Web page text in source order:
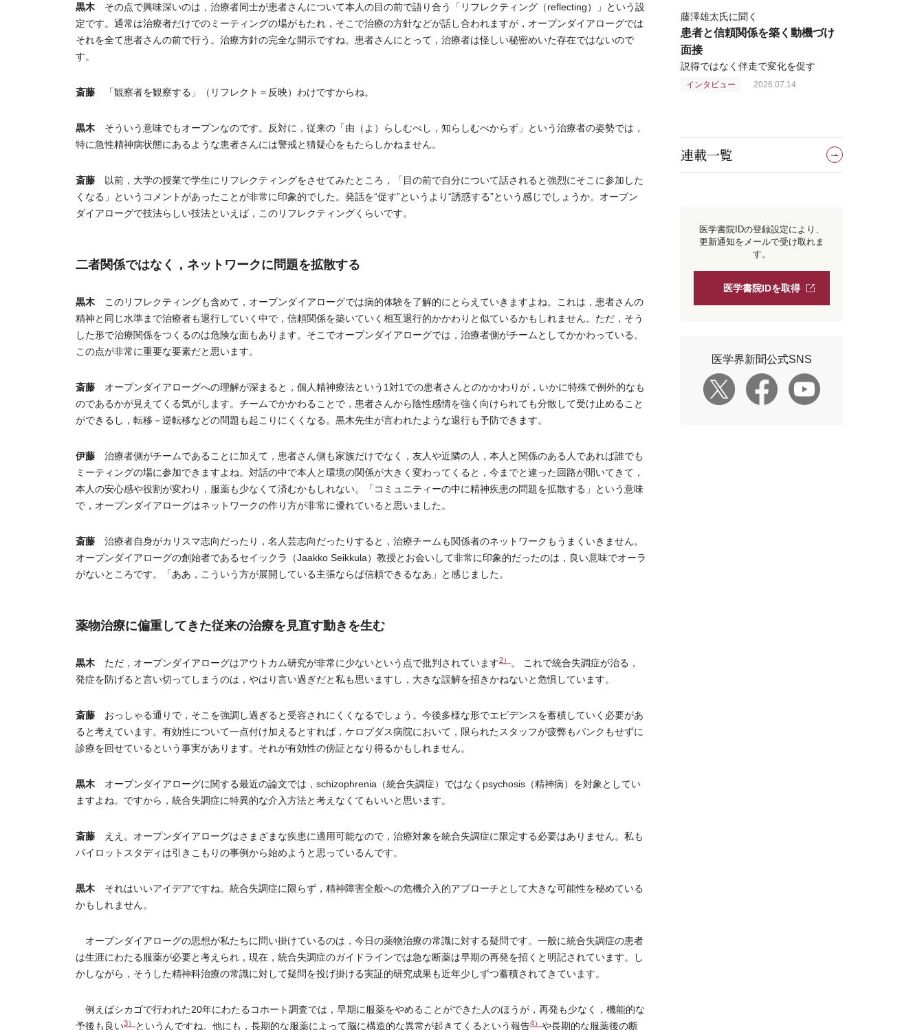
黒木 その点で興味深いのは，治療者同士が患者さんについて本人の目の前で語り合う「リフレクティング（reflecting）」という設
定です。通常は治療者だけでのミーティングの場がもたれ，そこで治療の方針などが話し合われますが，オープンダイアローグでは
それを全て患者さんの前で行う。治療方針の完全な開示ですね。患者さんにとって，治療者は怪しい秘密めいた存在ではないので
す。
斎藤 「観察者を観察する」（リフレクト＝反映）わけですからね。
黒木 そういう意味でもオープンなのです。反対に，従来の「由（よ）らしむべし，知らしむべからず」という治療者の姿勢では，
特に急性精神病状態にあるような患者さんには警戒と猜疑心をもたらしかねません。
斎藤 以前，大学の授業で学生にリフレクティングをさせてみたところ，「目の前で自分について話されると強烈にそこに参加した
くなる」というコメントがあったことが非常に印象的でした。発話を“促す”というより“誘惑する”という感じでしょうか。オープン
ダイアローグで技法らしい技法といえば，このリフレクティングくらいです。
二者関係ではなく，ネットワークに問題を拡散する
黒木 このリフレクティングも含めて，オープンダイアローグでは病的体験を了解的にとらえていきますよね。これは，患者さんの
精神と同じ水準まで治療者も退行していく中で，信頼関係を築いていく相互退行的かかわりと似ているかもしれません。ただ，そう
した形で治療関係をつくるのは危険な面もあります。そこでオープンダイアローグでは，治療者側がチームとしてかかわっている。
この点が非常に重要な要素だと思います。
斎藤 オープンダイアローグへの理解が深まると，個人精神療法という1対1での患者さんとのかかわりが，いかに特殊で例外的なも
のであるかが見えてくる気がします。チームでかかわることで，患者さんから陰性感情を強く向けられても分散して受け止めること
ができるし，転移－逆転移などの問題も起こりにくくなる。黒木先生が言われたような退行も予防できます。
伊藤 治療者側がチームであることに加えて，患者さん側も家族だけでなく，友人や近隣の人，本人と関係のある人であれば誰でも
ミーティングの場に参加できますよね。対話の中で本人と環境の関係が大きく変わってくると，今までと違った回路が開いてきて，
本人の安心感や役割が変わり，服薬も少なくて済むかもしれない。「コミュニティーの中に精神疾患の問題を拡散する」という意味
で，オープンダイアローグはネットワークの作り方が非常に優れていると思いました。
斎藤 治療者自身がカリスマ志向だったり，名人芸志向だったりすると，治療チームも関係者のネットワークもうまくいきません。
オープンダイアローグの創始者であるセイックラ（Jaakko Seikkula）教授とお会いして非常に印象的だったのは，良い意味でオーラ
がないところです。「ああ，こういう方が展開している主張ならば信頼できるなあ」と感じました。
薬物治療に偏重してきた従来の治療を見直す動きを生む
黒木 ただ，オープンダイアローグはアウトカム研究が非常に少ないという点で批判されています2）
。 これで統合失調症が治る，
発症を防げると言い切ってしまうのは，やはり言い過ぎだと私も思いますし，大きな誤解を招きかねないと危惧しています。
斎藤 おっしゃる通りで，そこを強調し過ぎると受容されにくくなるでしょう。今後多様な形でエビデンスを蓄積していく必要があ
ると考えています。有効性について一点付け加えるとすれば，ケロプダス病院において，限られたスタッフが疲弊もパンクもせずに
診療を回せているという事実があります。それが有効性の傍証となり得るかもしれません。
黒木 オープンダイアローグに関する最近の論文では，schizophrenia（統合失調症）ではなくpsychosis（精神病）を対象としてい
ますよね。ですから，統合失調症に特異的な介入方法と考えなくてもいいと思います。
斎藤 ええ。オープンダイアローグはさまざまな疾患に適用可能なので，治療対象を統合失調症に限定する必要はありません。私も
パイロットスタディは引きこもりの事例から始めようと思っているんです。
黒木 それはいいアイデアですね。統合失調症に限らず，精神障害全般への危機介入的アプローチとして大きな可能性を秘めている
かもしれません。
オープンダイアローグの思想が私たちに問い掛けているのは，今日の薬物治療の常識に対する疑問です。一般に統合失調症の患者
は生涯にわたる服薬が必要と考えられ，現在，統合失調症のガイドラインでは急な断薬は早期の再発を招くと明記されています。し
かしながら，そうした精神科治療の常識に対して疑問を投げ掛ける実証的研究成果も近年少しずつ蓄積されてきています。
例えばシカゴで行われた20年にわたるコホート調査では，早期に服薬をやめることができた人のほうが，再発も少なく，機能的な
予後も良い3） というんですね。他にも，長期的な服薬によって脳に構造的な異常が起きてくるという報告4） や長期的な服薬後の断
藤澤雄太氏に聞く
患者と信頼関係を築く動機づけ
面接
説得ではなく伴走で変化を促す
インタビュー 2026.07.14
連載一覧
医学書院IDの登録設定により、
更新通知をメールで受け取れま
す。
医学書院IDを取得
医学界新聞公式SNS